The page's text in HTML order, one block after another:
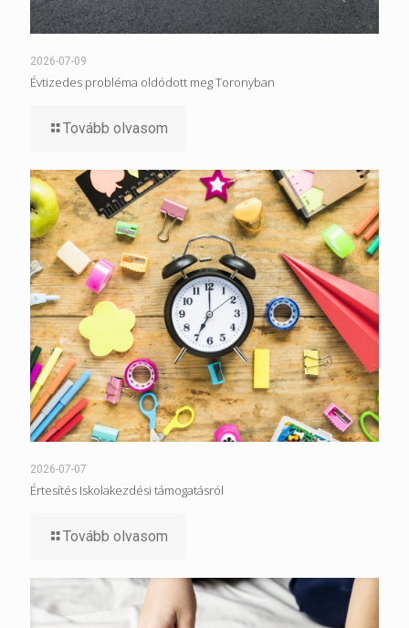
2026-07-09
Évtizedes probléma oldódott meg Toronyban
Tovább olvasom
2026-07-07
Értesítés Iskolakezdési támogatásról
Tovább olvasom